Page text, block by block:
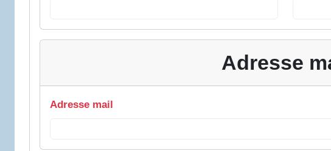
Adresse
Adresse mail